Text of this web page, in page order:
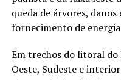
queda de árvores,
fornecimento de
Em trechos do litoral
Oeste, Sudeste e